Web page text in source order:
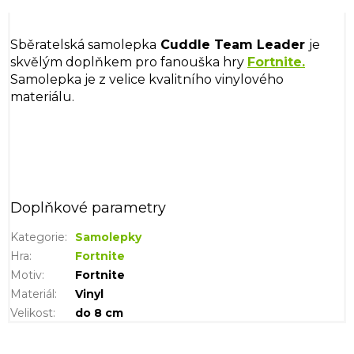
Sběratelská samolepka Cuddle Team Leader je
skvělým doplňkem pro fanouška hry Fortnite.
Samolepka je z velice kvalitního vinylového
materiálu.
Doplňkové parametry
Kategorie:
Samolepky
Hra:
Fortnite
Motiv:
Fortnite
Materiál:
Vinyl
Velikost: do 8 cm